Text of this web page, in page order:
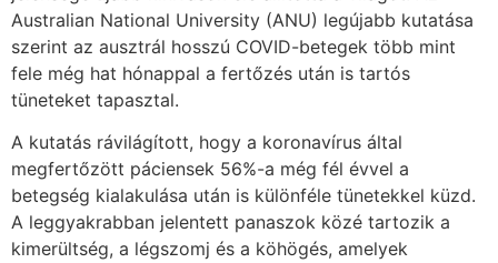
Australian National University (ANU) legújabb kutatása
szerint az ausztrál hosszú COVID-betegek több mint
fele még hat hónappal a fertőzés után is tartós
tüneteket tapasztal.
A kutatás rávilágított, hogy a koronavírus által
megfertőzött páciensek 56%-a még fél évvel a
betegség kialakulása után is különféle tünetekkel küzd.
A leggyakrabban jelentett panaszok közé tartozik a
kimerültség, a légszomj és a köhögés, amelyek